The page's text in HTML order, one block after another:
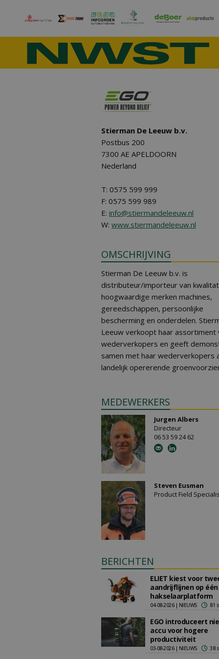
Stierman De Leeuw b.v.
Postbus 200
7300 AE APELDOORN
Nederland
T: 0575 599 999
F: 0575 599 989
E: info@stiermandeleeuw.nl
W: www.stiermandeleeuw.nl
OMSCHRIJVING
Stierman De Leeuw b.v. is
distributeur/importeur van
hoogwaardige merken machines,
gereedschappen, persoonlijke
bescherming en onderdelen.
Leeuw verkoopt haar assortiment
wederverkopers en geeft
samen met haar wederverkopers
landelijk opererende
MEDEWERKERS
Jurgen Albers
Directeur
06 53 59 24 62
Steven Eusman
Product Field
BERICHTEN
ELIET kiest voor
aandrijflijnen op één
hakselaarplatform
04-08-2026 | NIEUWS 81
EGO introduceert
accu voor hogere
productiviteit
03-08-2026 | NIEUWS 38